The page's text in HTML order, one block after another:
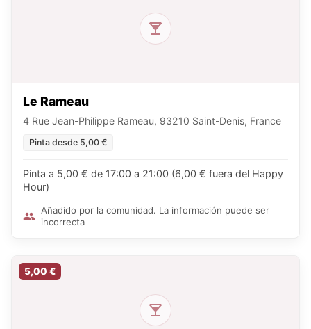
Le Rameau
4 Rue Jean-Philippe Rameau, 93210 Saint-Denis, France
Pinta desde 5,00 €
Pinta a 5,00 € de 17:00 a 21:00 (6,00 € fuera del Happy
Hour)
Añadido por la comunidad. La información puede ser
incorrecta
5,00 €